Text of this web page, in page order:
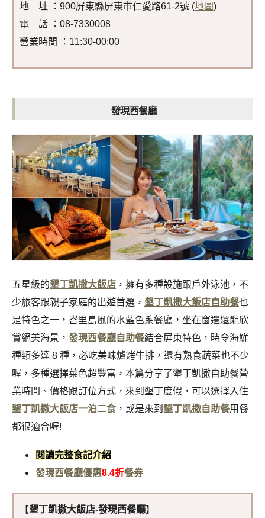
地 址 ：900屏東縣屏東市仁愛路61-2號 (地圖)
電 話 ：08-7330008
營業時間 ：11:30-00:00
發現西餐廳
五星級的墾丁凱撒大飯店 ，擁有多種設施跟戶外泳池，不
少旅客跟親子家庭的出遊首選， 墾丁凱撒大飯店自助餐也
是特色之一，峇里島風的水藍色系餐廳，坐在窗邊還能欣
賞絕美海景， 發現西餐廳自助餐結合屏東特色，時令海鮮
種類多達 8 種，必吃美味爐烤牛排，還有熟食蔬菜也不少
喔，多種選擇菜色超豐富，本篇分享了墾丁凱撒自助餐營
業時間、價格跟訂位方式，來到墾丁度假，可以選擇入住
墾丁凱撒大飯店一泊二食，或是來到 墾丁凱撒自助餐用餐
都很適合喔!
閱讀完整食記介紹
發現西餐廳優惠8.4折餐券
【墾丁凱撒大飯店-發現西餐廳】